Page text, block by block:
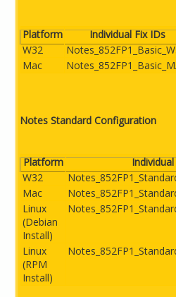
Platform Individual Fix IDs
W32
Mac
Notes Standard Configuration
Platform
W32
Mac
Linux
(Debian
Install)
Linux
(RPM
Install)